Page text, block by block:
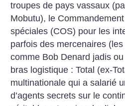
troupes de pays vassaux
Mobutu), le
spéciales (COS) pour les
parfois des mercenaires (les
comme Bob Denard jadis
bras logistique : Total (ex-
multinationale qui a salarié
d’agents secrets sur le